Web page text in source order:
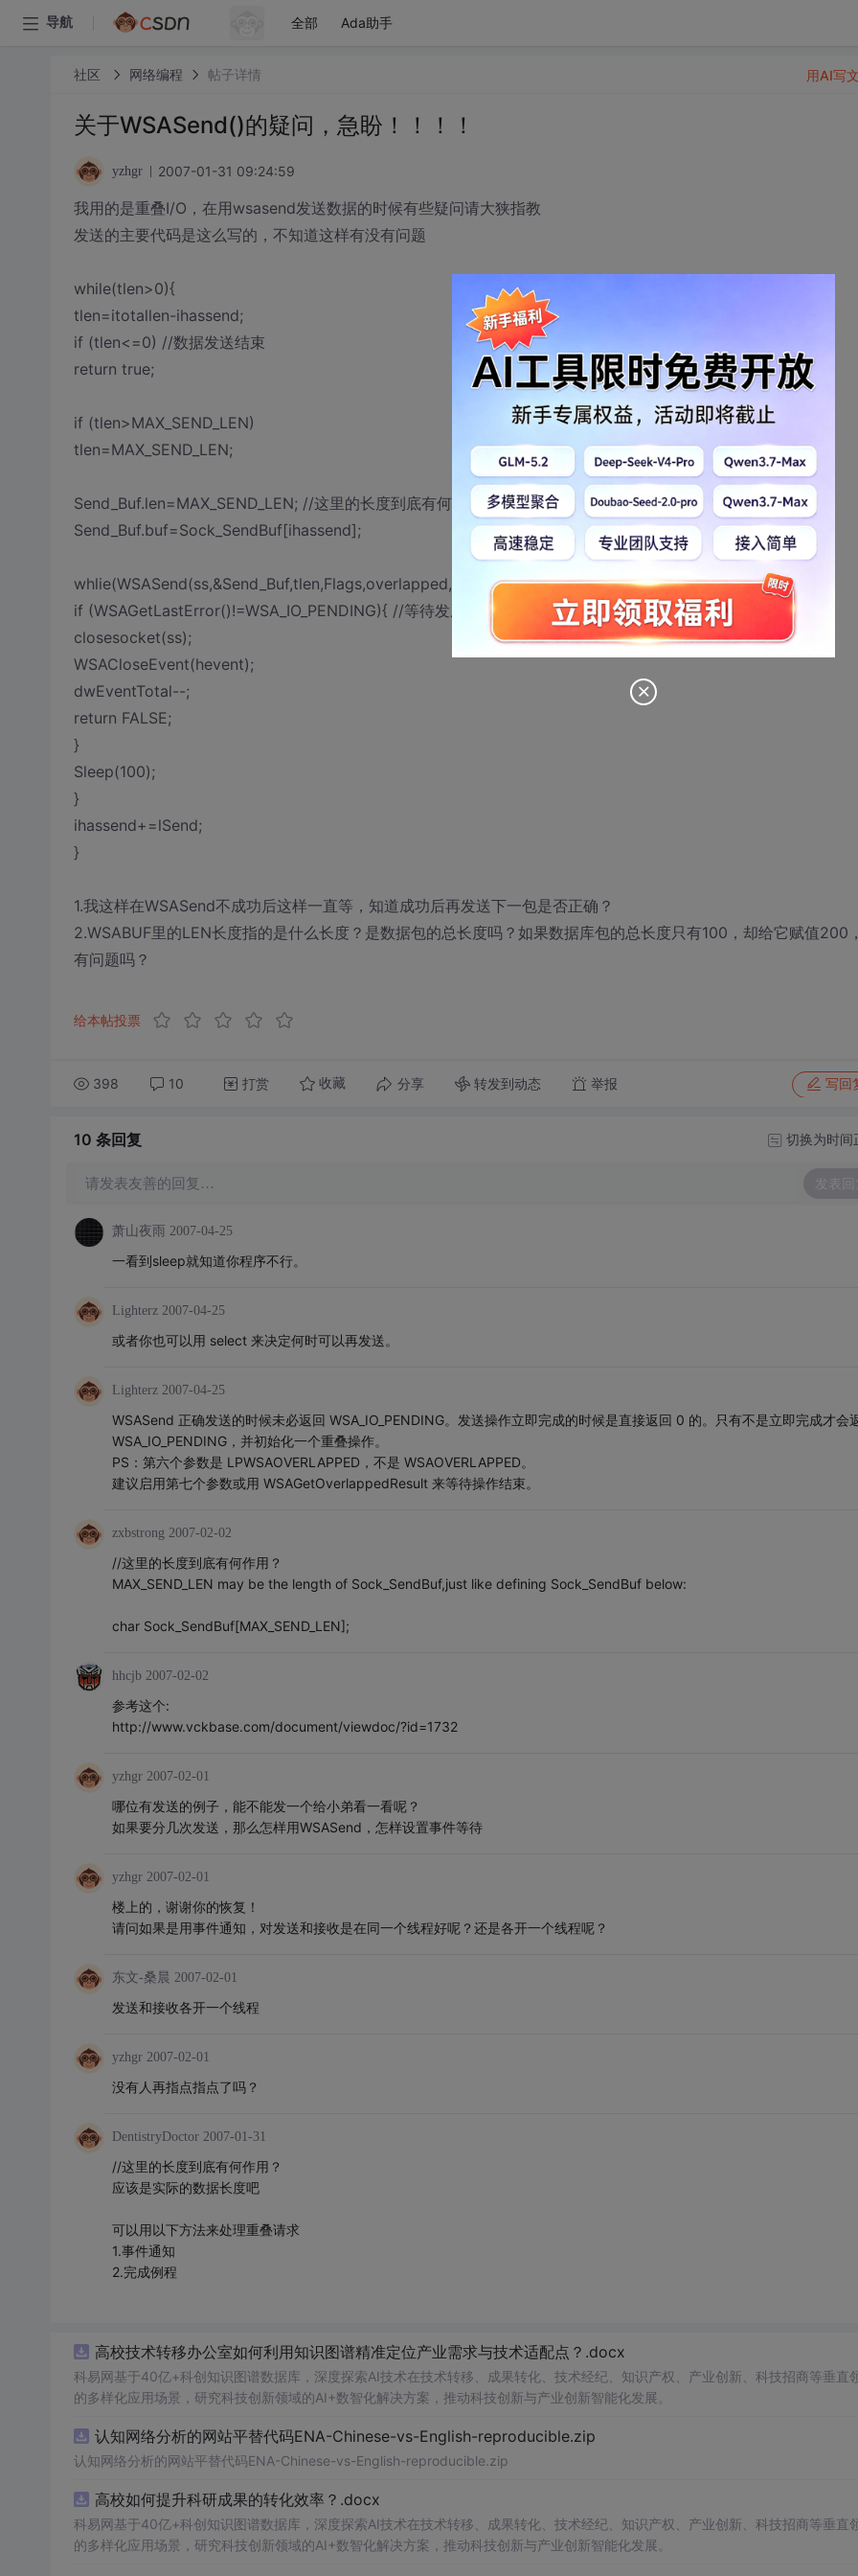
导航 全部 Ada助手
社区 网络编程 帖子详情
关于WSASend()的疑问，急盼！！！！
yzhgr 2007-01-31 09:24:59
我用的是重叠I/O，在用wsasend发送数据的时候有些疑问请大狭指教
发送的主要代码是这么写的，不知道这样有没有问题
while(tlen>0){
tlen=itotallen-ihassend;
if (tlen<=0) //数据发送结束
return true;
if (tlen>MAX_SEND_LEN)
tlen=MAX_SEND_LEN;
Send_Buf.len=MAX_SEND_LEN; //这里的长度到底有何作用？
Send_Buf.buf=Sock_SendBuf[ihassend];
whlie(WSASend(ss,&Send_Buf,tlen,Flags,overlapped,NULL)==SOCKET_ERROR){
if (WSAGetLastError()!=WSA_IO_PENDING){ //等待发成功后再发送第二包数据
closesocket(ss);
WSACloseEvent(hevent);
dwEventTotal--;
return FALSE;
}
Sleep(100);
}
ihassend+=lSend;
}
1.我这样在WSASend不成功后这样一直等，知道成功后再发送下一包是否正确？
2.WSABUF里的LEN长度指的是什么长度？是数据包的总长度吗？如果数据库包的总长度只有100，却给它赋值200
有问题吗？
给本帖投票
398 10 打赏 收藏 分享 转发到动态 举报 写回
用AI写
10 条回复 切换为时间
请发表友善的回复… 发表回
萧山夜雨 2007-04-25
一看到sleep就知道你程序不行。
Lighterz 2007-04-25
或者你也可以用 select 来决定何时可以再发送。
Lighterz 2007-04-25
WSASend 正确发送的时候未必返回 WSA_IO_PENDING。发送操作立即完成的时候是直接返回 0 的。只有不是立即完成才会
WSA_IO_PENDING，并初始化一个重叠操作。
PS：第六个参数是 LPWSAOVERLAPPED，不是 WSAOVERLAPPED。
建议启用第七个参数或用 WSAGetOverlappedResult 来等待操作结束。
zxbstrong 2007-02-02
//这里的长度到底有何作用？
MAX_SEND_LEN may be the length of Sock_SendBuf,just like defining Sock_SendBuf below:
char Sock_SendBuf[MAX_SEND_LEN];
hhcjb 2007-02-02
参考这个:
http://www.vckbase.com/document/viewdoc/?id=1732
yzhgr 2007-02-01
哪位有发送的例子，能不能发一个给小弟看一看呢？
如果要分几次发送，那么怎样用WSASend，怎样设置事件等待
yzhgr 2007-02-01
楼上的，谢谢你的恢复！
请问如果是用事件通知，对发送和接收是在同一个线程好呢？还是各开一个线程呢？
东文-桑晨 2007-02-01
发送和接收各开一个线程
yzhgr 2007-02-01
没有人再指点指点了吗？
DentistryDoctor 2007-01-31
//这里的长度到底有何作用？
应该是实际的数据长度吧
可以用以下方法来处理重叠请求
1.事件通知
2.完成例程
高校技术转移办公室如何利用知识图谱精准定位产业需求与技术适配点？.docx
科易网基于40亿+科创知识图谱数据库，深度探索AI技术在技术转移、成果转化、技术经纪、知识产权、产业创新、科技招商等垂直
的多样化应用场景，研究科技创新领域的AI+数智化解决方案，推动科技创新与产业创新智能化发展。
认知网络分析的网站平替代码ENA-Chinese-vs-English-reproducible.zip
认知网络分析的网站平替代码ENA-Chinese-vs-English-reproducible.zip
高校如何提升科研成果的转化效率？.docx
科易网基于40亿+科创知识图谱数据库，深度探索AI技术在技术转移、成果转化、技术经纪、知识产权、产业创新、科技招商等垂直
的多样化应用场景，研究科技创新领域的AI+数智化解决方案，推动科技创新与产业创新智能化发展。